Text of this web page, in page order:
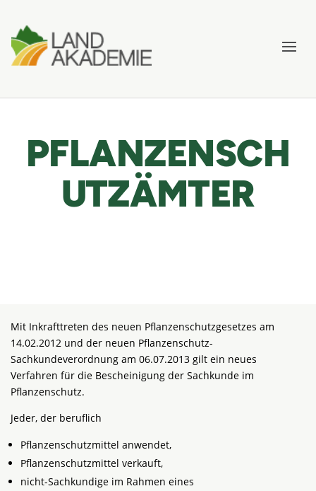
PFLANZENSCH
UTZÄMTER
Mit Inkrafttreten des neuen Pflanzenschutzgesetzes am
14.02.2012 und der neuen Pflanzenschutz-
Sachkundeverordnung am 06.07.2013 gilt ein neues
Verfahren für die Bescheinigung der Sachkunde im
Pflanzenschutz.
Jeder, der beruflich
Pflanzenschutzmittel anwendet,
Pflanzenschutzmittel verkauft,
nicht-Sachkundige im Rahmen eines